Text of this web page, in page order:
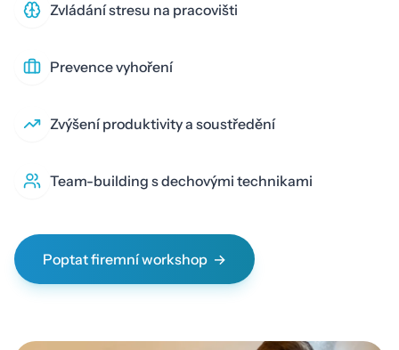
Zvládání stresu na pracovišti
Prevence vyhoření
Zvýšení produktivity a soustředění
Team-building s dechovými technikami
Poptat firemní workshop